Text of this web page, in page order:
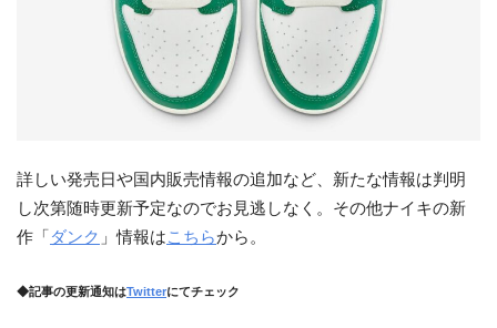
詳しい発売日や国内販売情報の追加など、新たな情報は判明
し次第随時更新予定なのでお見逃しなく。その他ナイキの新
作「 ダンク 」情報はこちらから。
◆記事の更新通知はTwitterにてチェック